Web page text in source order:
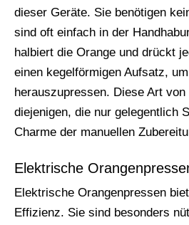
dieser Geräte. Sie benötigen
sind oft einfach in der
halbiert die Orange und drückt
einen kegelförmigen Aufsatz,
herauszupressen. Diese Art von
diejenigen, die nur gelegentlich
Charme der manuellen
Elektrische
Elektrische Orangenpressen
Effizienz. Sie sind besonders